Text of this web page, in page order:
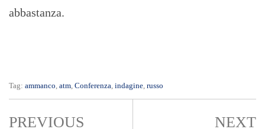
abbastanza.
Tag: ammanco, atm, Conferenza, indagine, russo
PREVIOUS NEXT